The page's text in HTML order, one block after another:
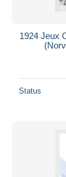
1924 Jeux
Status